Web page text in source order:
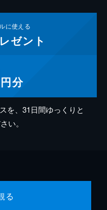
に使える
ゼント
円分
を、31日間ゆっくりと
い。
る